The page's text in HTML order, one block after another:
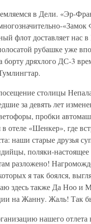
в Дели. «Эр-
флот доставляет
рубашке уже
борту дряхлого ДС-3
столицы
за девять лет
пробки
отеле «Шенкер», где
наши старые друзья
поляки-настоящее
разложено!
я так боялся,
здесь также Да Ноо и
на Жанну. Жаль! Так
нашего